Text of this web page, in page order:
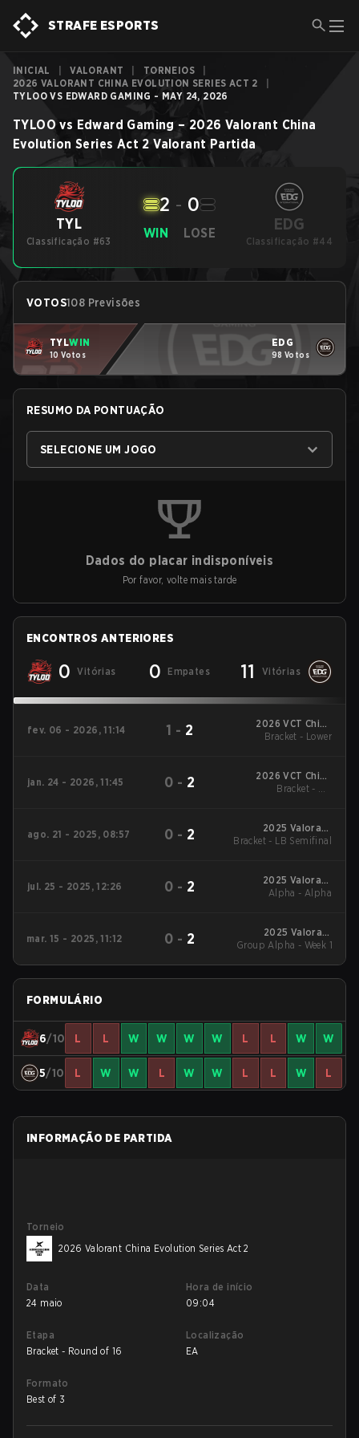
STRAFE ESPORTS
INICIAL VALORANT TORNEIOS
2026 VALORANT CHINA EVOLUTION SERIES ACT 2
TYLOO VS EDWARD GAMING - MAY 24, 2026
TYLOO vs Edward Gaming – 2026 Valorant China
Evolution Series Act 2 Valorant Partida
TYL
Classificação #63
WIN
2 - 0
LOSE EDG
Classificação #44
VOTOS108 Previsões
TYLWIN
10 Votos
EDG
98 Votos
RESUMO DA PONTUAÇÃO
SELECIONE UM JOGO
Dados do placar indisponíveis
Por favor, volte mais tarde
ENCONTROS ANTERIORES
0 Vitórias 0 Empates 11 Vitórias
fev. 06 - 2026, 11:14 1 - 2
2026 VCT China
Kickoff
Bracket - Lower
jan. 24 - 2026, 11:45 0 - 2
2026 VCT China
Kickoff
Bracket - UB
ago. 21 - 2025, 08:57 0 - 2
2025 Valorant
Champions Tour:
Bracket - LB Semifinal
jul. 25 - 2025, 12:26 0 - 2
2025 Valorant
Champions Tour:
Alpha - Alpha
mar. 15 - 2025, 11:12 0 - 2
2025 Valorant
Champions Tour:
Group Alpha - Week 1
FORMULÁRIO
6/10 L L W W W W L L W W
5/10 L W W L W W L L W L
INFORMAÇÃO DE PARTIDA
Torneio
2026 Valorant China Evolution Series Act 2
Data
24 maio
Hora de início
09:04
Etapa
Bracket - Round of 16
Localização
EA
Formato
Best of 3